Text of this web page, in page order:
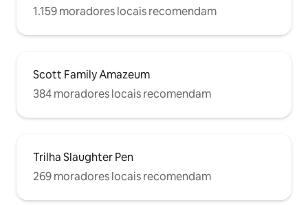
1.159 moradores locais recomendam
Scott Family Amazeum
384 moradores locais recomendam
Trilha Slaughter Pen
269 moradores locais recomendam